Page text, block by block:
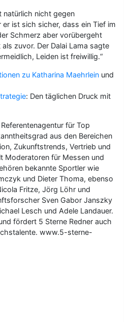
natürlich nicht gegen
er ist sich sicher, dass ein Tief im
Schmerz aber vorübergeht
zuvor. Der Dalai Lama sagte
Leiden ist freiwillig.“
zu Katharina Maehrlein und
: Den täglichen Druck mit
für Top
aus den Bereichen
Zukunftstrends, Vertrieb und
Moderatoren für Messen und
bekannte Sportler wie
und Dieter Thoma, ebenso
Fritze, Jörg Löhr und
Sven Gabor Janszky
Lesch und Adele Landauer.
fördert 5 Sterne Redner auch
www.5-sterne-